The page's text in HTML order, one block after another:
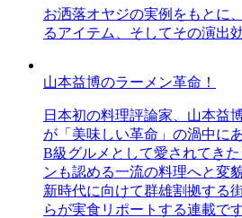
お洒落オヤジの実例をもとに
るアイテム、そしてその演出
山本益博のラーメン革命！
日本初の料理評論家、山本益
が「美味しい革命」の渦中に
B級グルメとして愛されてき
ンも認める一流の料理へと変
新時代に向けて群雄割拠する
らが実食リポートする連載です